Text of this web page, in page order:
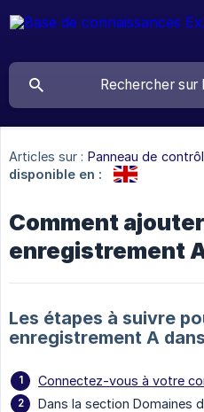
Articles sur : Panneau de
disponible en :
Comment
enregistrement
Les étapes à suivre
enregistrement A
Connectez-vous à votre
Dans la section Domaines